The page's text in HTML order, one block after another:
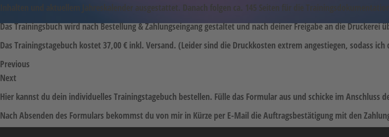
Inhalten und aktuellem Jahreskalender ausgestattet. Danach folgen ca. 145 Seiten für die Trainingsdokumentation
Das Trainingsbuch wird nach Bestellung & Zahlungseingang gestaltet und nach deiner Freigabe an die
Das Trainingstagebuch kostet 37,00 € inkl. Versand. (Leider sind die Druckkosten extrem angestiegen, sodass
Previous
Next
Hier kannst du dein individuelles Trainingstagebuch bestellen. Fülle das Formular aus und schicke im
Nach Absenden des Formulars bekommst du von mir in Kürze per E-Mail die Auftragsbestätigung mit den